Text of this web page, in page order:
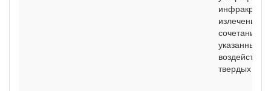
излечений и
сочетания
указанных
твердых